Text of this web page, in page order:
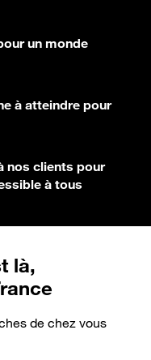
un monde
à atteindre pour
nos clients pour
à tous
là,
de chez vous